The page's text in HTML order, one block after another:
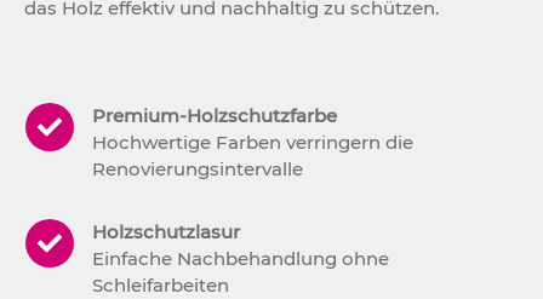
das Holz effektiv und nachhaltig zu schützen.
Premium-Holzschutzfarbe
Hochwertige Farben verringern die
Renovierungsintervalle
Holzschutzlasur
Einfache Nachbehandlung ohne
Schleifarbeiten